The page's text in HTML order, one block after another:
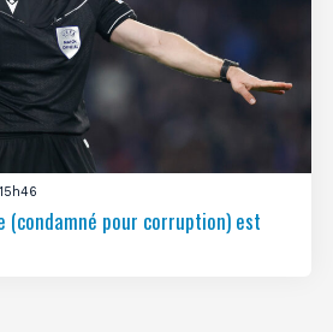
(condamné pour corruption) est